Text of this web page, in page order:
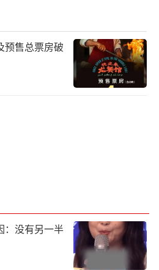
行业多年，是一位有丰富
但梁慧仪是位不折不扣的
“最喜欢”的排位给了电
太多“做梦”的可能，她
量。
预售总票房破
：没有另一半